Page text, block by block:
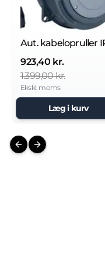
923,40 kr.
1.399,00 kr.
Ekskl. moms
Læg i kurv
Previous slide
Next slide